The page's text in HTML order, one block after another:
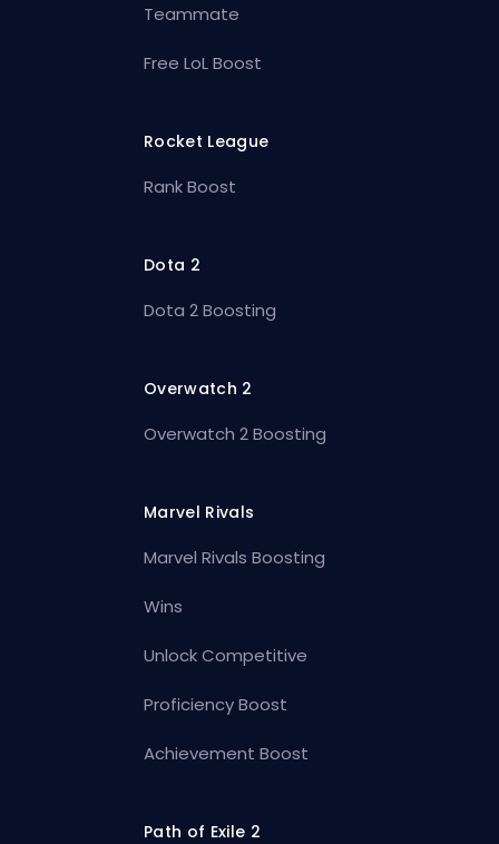
Teammate
Free LoL Boost
Rocket League
Rank Boost
Dota 2
Dota 2 Boosting
Overwatch 2
Overwatch 2 Boosting
Marvel Rivals
Marvel Rivals Boosting
Wins
Unlock Competitive
Proficiency Boost
Achievement Boost
Path of Exile 2